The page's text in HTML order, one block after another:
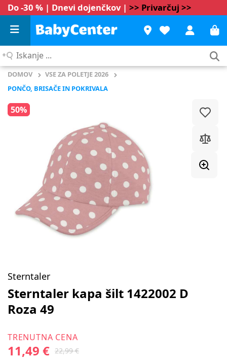
Do -30 % | Dnevi dojenčkov | >> Privarčuj >>
Iskanje
DOMOV
VSE ZA POLETJE 2026
PONČO, BRISAČE IN POKRIVALA
50%
Sterntaler
Sterntaler kapa šilt 1422002 D
Roza 49
TRENUTNA CENA
11,49 € 22,99 €